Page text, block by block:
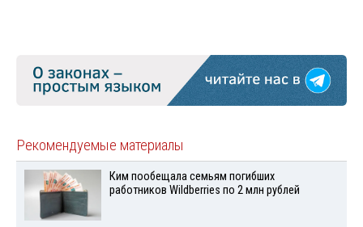
Рекомендуемые материалы
Ким пообещала семьям погибших
работников Wildberries по 2 млн рублей